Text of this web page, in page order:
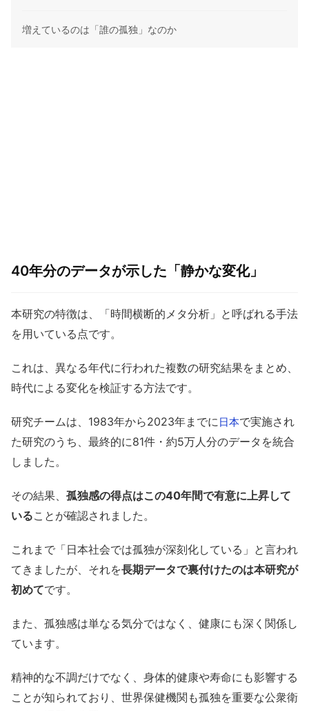
増えているのは「誰の孤独」なのか
40年分のデータが示した「静かな変化」
本研究の特徴は、「時間横断的メタ分析」と呼ばれる手法
を用いている点です。
これは、異なる年代に行われた複数の研究結果をまとめ、
時代による変化を検証する方法です。
研究チームは、1983年から2023年までに日本で実施され
た研究のうち、最終的に81件・約5万人分のデータを統合
しました。
その結果、 孤独感の得点はこの40年間で有意に上昇して
いることが確認されました。
これまで「日本社会では孤独が深刻化している」と言われ
てきましたが、それを長期データで裏付けたのは本研究が
初めてです。
また、孤独感は単なる気分ではなく、健康にも深く関係し
ています。
精神的な不調だけでなく、身体的健康や寿命にも影響する
ことが知られており、 世界保健機関 も孤独を重要な公衆衛